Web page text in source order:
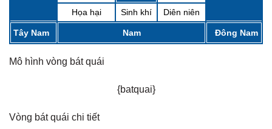
Họa hại Sinh khí Diên niên
Tây Nam Nam Đông Nam
Mô hình vòng bát quái
{batquai}
Vòng bát quái chi tiết